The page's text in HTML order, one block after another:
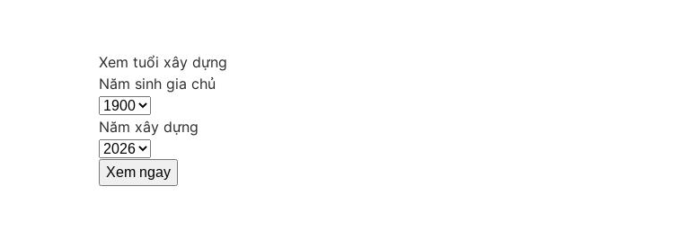
Xem tuổi xây dựng
Năm sinh gia chủ
Năm xây dựng